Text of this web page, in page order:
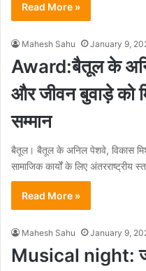
Read More »
Mahesh Sahu January 9,
Award:बैतूल के
और जीवन बुवाड़े को
सम्मान
बैतूल। बैतूल के अनिल पेशवे, विकास
सामाजिक कार्यों के लिए अंतरराष्ट्रीय
Read More »
Mahesh Sahu January 9,
Musical night: